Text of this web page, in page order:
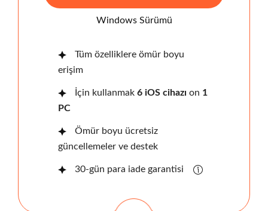
Windows Sürümü
Tüm özelliklere ömür boyu
erişim
İçin kullanmak 6 iOS cihazı on 1
PC
Ömür boyu ücretsiz
güncellemeler ve destek
30-gün para iade garantisi